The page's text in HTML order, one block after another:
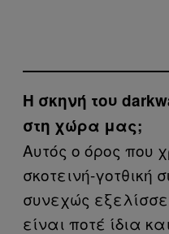
Η σκηνή του
στη χώρα μας;
Αυτός ο όρος που
σκοτεινή-γοτθική
συνεχώς
είναι ποτέ ίδια